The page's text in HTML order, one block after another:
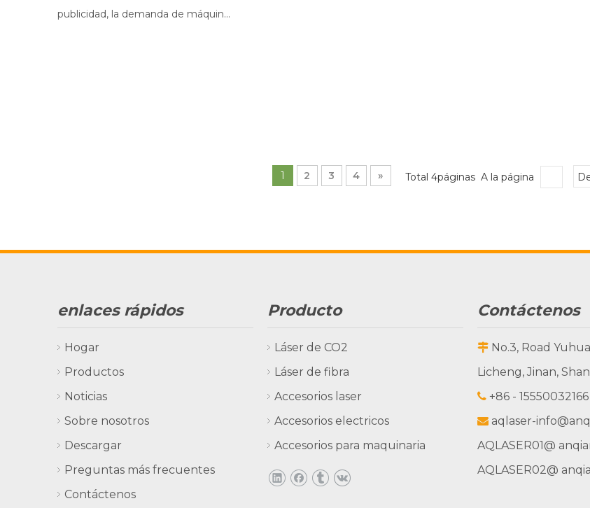
publicidad, la demanda de máquin...
1 2 3 4 » Total 4páginas A la página
enlaces rápidos
Hogar
Productos
Noticias
Sobre nosotros
Descargar
Preguntas más frecuentes
Contáctenos
Producto
Láser de CO2
Láser de fibra
Accesorios laser
Accesorios electricos
Accesorios para maquinaria
Contáctenos
 No.3, Road
Licheng, Jinan,
 +86 - 15550032166
 aqlaser-
AQLASER01@
AQLASER02@